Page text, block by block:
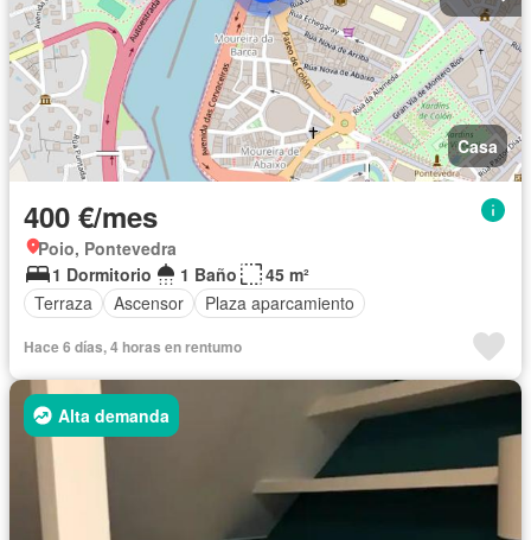
Casa
400 €/mes
Poio, Pontevedra
1 Dormitorio
1 Baño
45 m²
Terraza
Ascensor Plaza aparcamiento
Hace 6 días, 4 horas en rentumo
Alta demanda